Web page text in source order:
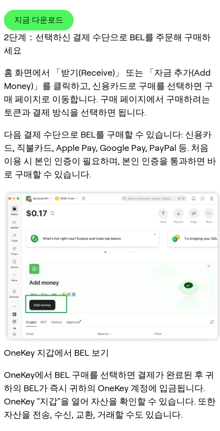
지금 다운로드
2단계：선택하신 결제 수단으로 BEL를 주문해 구매하
세요
홈 화면에서 「받기(Receive)」 또는 「자금 추가(Add
Money)」를 클릭하고, 신용카드로 구매를 선택하면 구
매 페이지로 이동합니다. 구매 페이지에서 구매하려는
토큰과 결제 방식을 선택하면 됩니다.
다음 결제 수단으로 BEL를 구매할 수 있습니다: 신용카
드, 직불카드, Apple Pay, Google Pay, PayPal 등. 처음
이용 시 본인 인증이 필요하며, 본인 인증을 통과하면 바
로 구매할 수 있습니다.
OneKey 지갑에서 BEL 보기
OneKey에서 BEL 구매를 선택하면 결제가 완료된 후 귀
하의 BEL가 즉시 귀하의 OneKey 계정에 입금됩니다.
OneKey "지갑"을 열어 자산을 확인할 수 있습니다. 또한
자산을 전송, 수신, 교환, 거래할 수도 있습니다.